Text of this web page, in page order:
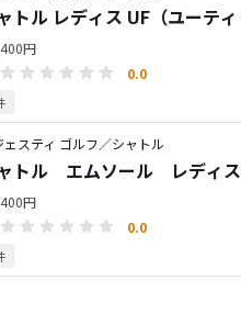
トル レディス UF（ユーテ
ド）
円
0.0
ェスティ ゴルフ／シャトル
トル エムソール レディス
円
0.0